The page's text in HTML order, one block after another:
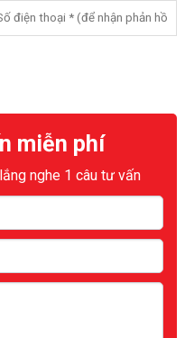
miễn phí
nghe 1 câu tư vấn